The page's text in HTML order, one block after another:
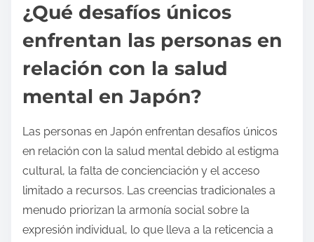
¿Qué desafíos únicos
enfrentan las personas en
relación con la salud
mental en Japón?
Las personas en Japón enfrentan desafíos únicos
en relación con la salud mental debido al estigma
cultural, la falta de concienciación y el acceso
limitado a recursos. Las creencias tradicionales a
menudo priorizan la armonía social sobre la
expresión individual, lo que lleva a la reticencia a